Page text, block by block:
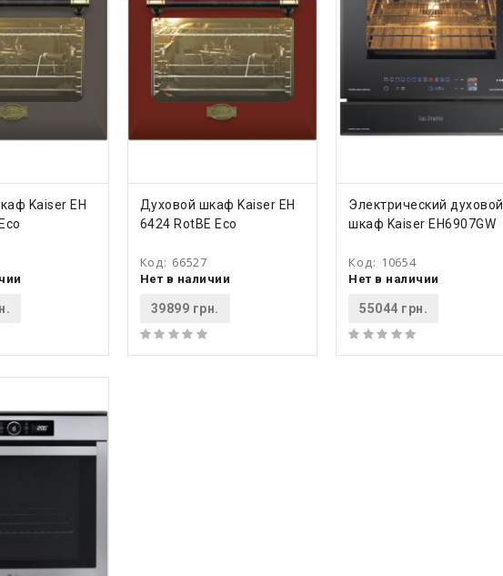
Kaiser EH
КУПИТЬ
Духовой шкаф Kaiser EH
6424 RotBE Eco
Код: 66527
Нет в наличии
39899 грн.
КУПИТЬ
Электрический духовой
шкаф Kaiser EH6907GW
Код: 10654
Нет в наличии
55044 грн.